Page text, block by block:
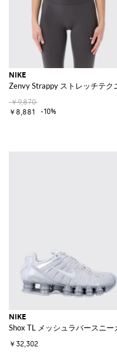
NIKE
Zenvy Strappy ストレッチテ
￥9,870
￥8,881
-10%
NIKE
Shox TL メッシュラバースニー
￥32,302